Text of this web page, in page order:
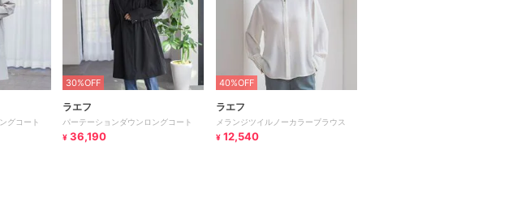
グコート
30%OFF
ラエフ
パーテーションダウンロングコート
¥ 36,190
40%OFF
ラエフ
メランジツイルノーカラーブラウス
¥ 12,540